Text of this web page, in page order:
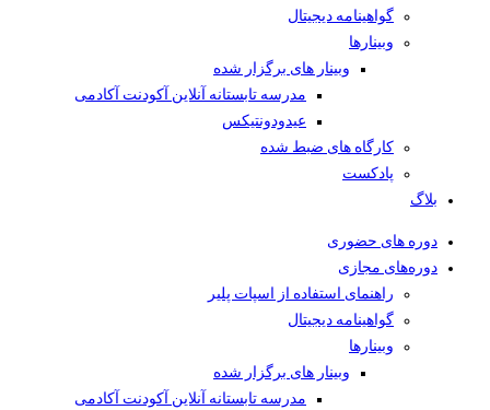
گواهینامه دیجیتال
وبینار‌ها
وبینار های برگزار شده
مدرسه تابستانه آنلاین آکودنت آکادمی
عیدودونتیکس
کارگاه های ضبط شده
پادکست
بلاگ
دوره های حضوری
دوره‌های مجازی
راهنمای استفاده از اسپات پلیر
گواهینامه دیجیتال
وبینار‌ها
وبینار های برگزار شده
مدرسه تابستانه آنلاین آکودنت آکادمی